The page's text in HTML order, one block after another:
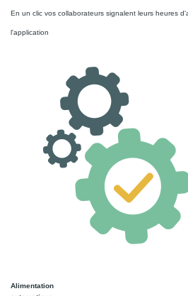
En un clic vos collaborateurs signalent leurs heures
l'application
Alimentation